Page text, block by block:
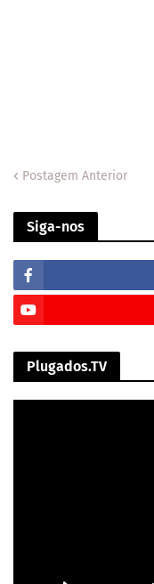
Postagem Anterior
Siga-nos
Plugados.TV